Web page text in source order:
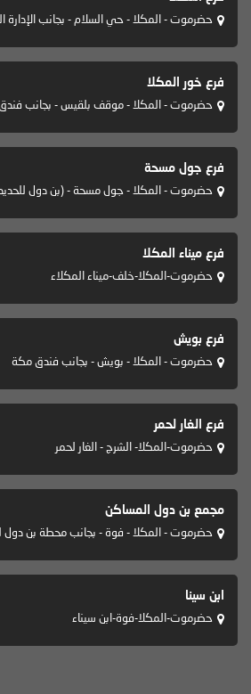
حضرموت - المكلا - حي السلام - بجانب الإدارة
فرع خور المكلا
حضرموت - المكلا - موقف بلقيس - بجانب
فرع جول مسحة
حضرموت - المكلا - جول مسحة - (بن دول
فرع ميناء المكلا
حضرموت-المكلا-خلف-ميناء المكلاء
فرع بويش
حضرموت - المكلا - بويش - بجانب فندق مكة
فرع الغار لحمر
حضرموت-المكلا- الشرج - الغار لحمر
مجمع بن دول المساكن
حضرموت - المكلا - فوة - بجانب محطة بن دول
ابن سينا
حضرموت-المكلا-فوة-ابن سيناء